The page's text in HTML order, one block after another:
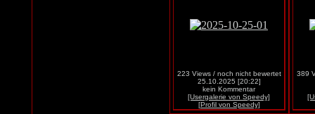
223 Views / noch nicht bewertet
25.10.2025 [20:22]
kein Kommentar
[Usergalerie von Speedy]
[Profil von Speedy]
389